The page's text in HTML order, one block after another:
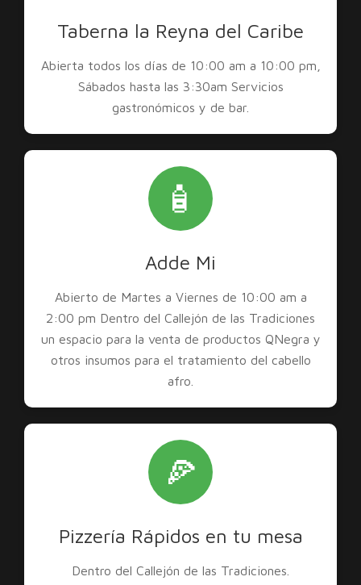
Taberna la Reyna del Caribe
Abierta todos los días de 10:00 am a 10:00 pm,
Sábados hasta las 3:30am Servicios
gastronómicos y de bar.
🧴
Adde Mi
Abierto de Martes a Viernes de 10:00 am a
2:00 pm Dentro del Callejón de las Tradiciones
un espacio para la venta de productos QNegra y
otros insumos para el tratamiento del cabello
afro.
🍕
Pizzería Rápidos en tu mesa
Dentro del Callejón de las Tradiciones.